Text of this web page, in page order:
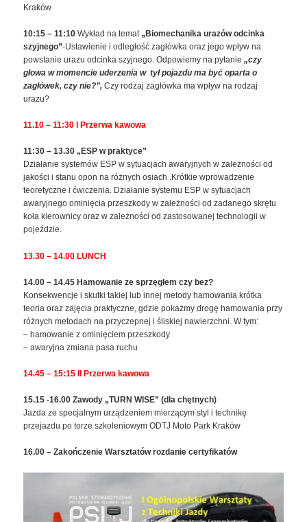
Kraków
10:15 – 11:10Wykład na temat „Biomechanika urazów odcinka
szyjnego”-Ustawienie i odległość zagłówka oraz jego wpływ na
powstanie urazu odcinka szyjnego. Odpowiemy na pytanie„czy
głowa w momencie uderzenia w tył pojazdu ma być oparta o
zagłówek, czy nie?”,Czy rodzaj zagłówka ma wpływ na rodzaj
urazu?
11.10 – 11:30 I Przerwa kawowa
11:30 – 13.30 „ESP w praktyce”
Działanie systemów ESP w sytuacjach awaryjnych w zależności od
jakości i stanu opon na różnych osiach .Krótkie wprowadzenie
teoretyczne i ćwiczenia. Działanie systemu ESP w sytuacjach
awaryjnego ominięcia przeszkody w zależności od zadanego skrętu
koła kierownicy oraz w zależności od zastosowanej technologii w
pojeździe.
13.30 – 14.00 LUNCH
14.00 – 14.45 Hamowanie ze sprzęgłem czy bez?
Konsekwencje i skutki takiej lub innej metody hamowania krótka
teoria oraz zajęcia praktyczne, gdzie pokażmy drogę hamowania przy
różnych metodach na przyczepnej i śliskiej nawierzchni. W tym:
– hamowanie z ominięciem przeszkody
– awaryjna zmiana pasa ruchu
14.45 – 15:15 II Przerwa kawowa
15.15 -16.00 Zawody „TURN WISE” (dla chętnych)
Jazda ze specjalnym urządzeniem mierzącym styl i technikę
przejazdu po torze szkoleniowym ODTJ Moto Park Kraków
16.00 – Zakończenie Warsztatów rozdanie certyfikatów